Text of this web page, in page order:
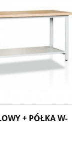
+ PÓŁKA W-